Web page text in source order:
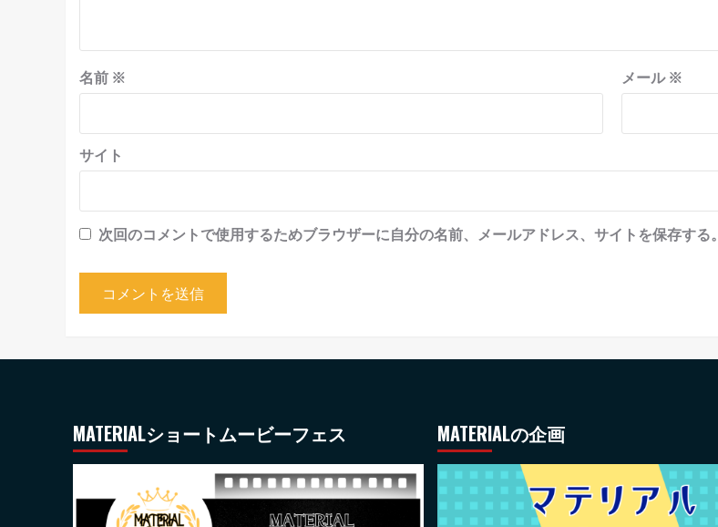
名前 ※ メール ※
サイト
次回のコメントで使用するためブラウザーに自分の名前、メールアドレス、サイトを保存する。
MATERIALショートムービーフェス MATERIALの企画